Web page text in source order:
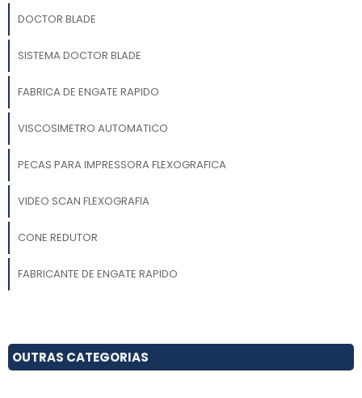
DOCTOR BLADE
SISTEMA DOCTOR BLADE
FABRICA DE ENGATE RAPIDO
VISCOSIMETRO AUTOMATICO
PECAS PARA IMPRESSORA FLEXOGRAFICA
VIDEO SCAN FLEXOGRAFIA
CONE REDUTOR
FABRICANTE DE ENGATE RAPIDO
LAMINA DOCTOR BLADE
OUTRAS CATEGORIAS